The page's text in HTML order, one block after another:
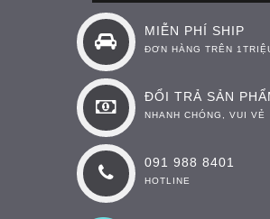
MIỄN PHÍ SHIP
ĐƠN HÀNG TRÊN
ĐỔI TRẢ SẢN
NHANH CHÓNG, VUI VẺ
091 988 8401
HOTLINE